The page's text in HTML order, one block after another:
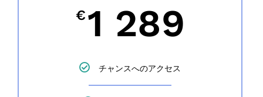
€1 289
チャンスへのアクセス